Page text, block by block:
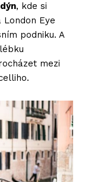
, kde si
Eye
podniku. A
mezi